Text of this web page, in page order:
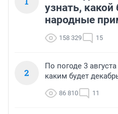
узнать,
народные
158 329 15
2
По погоде 3
каким будет
86 810 11